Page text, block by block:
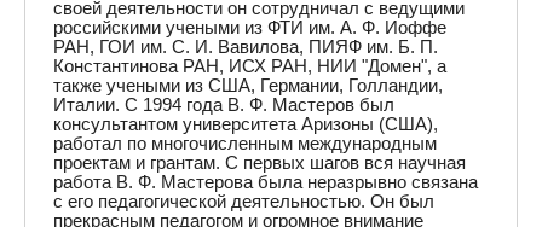
своей деятельности он сотрудничал с ведущими
российскими учеными из ФТИ им. А. Ф. Иоффе
РАН, ГОИ им. С. И. Вавилова, ПИЯФ им. Б. П.
Константинова РАН, ИСХ РАН, НИИ "Домен", а
также учеными из США, Германии, Голландии,
Италии. С 1994 года В. Ф. Мастеров был
консультантом университета Аризоны (США),
работал по многочисленным международным
проектам и грантам. С первых шагов вся научная
работа В. Ф. Мастерова была неразрывно связана
с его педагогической деятельностью. Он был
прекрасным педагогом и огромное внимание